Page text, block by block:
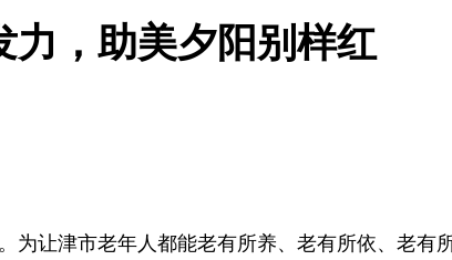
力，助美夕阳别样红
让津市老年人都能老有所养、老有所依、老有